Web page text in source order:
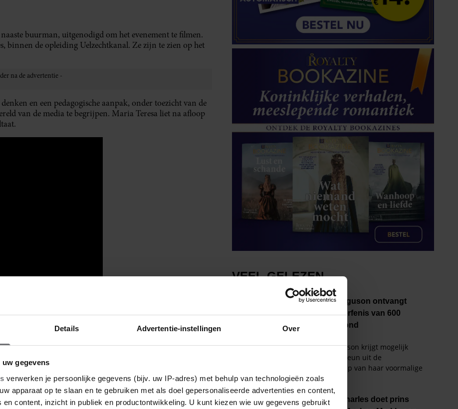
Details Advertentie-instellingen Over
gegevens
verwerken je persoonlijke gegevens (bijv. uw IP-adres) met behulp van technologieën zoals
apparaat op te slaan en te gebruiken met als doel gepersonaliseerde advertenties en content,
en content, inzicht in publiek en productontwikkeling. U kunt kiezen wie uw gegevens gebruikt
buurman, uitgenodigd om het evenement te filmen.
binnen de opleiding Uelzechtkanal. Ze zijn te zien op het
en een pedagogische aanpak, onder toezicht van de
van de media te begrijpen. Maria Teresa liet na afloop